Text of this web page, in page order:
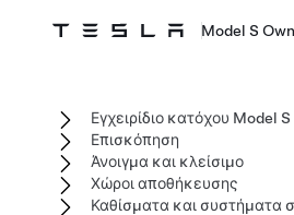
Model S
Εγχειρίδιο κατόχου Model S
Επισκόπηση
Άνοιγμα και κλείσιμο
Χώροι αποθήκευσης
Καθίσματα και συστήματα